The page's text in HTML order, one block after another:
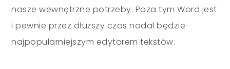
nasze wewnętrzne potrzeby. Poza tym Word jest
i pewnie przez dłuższy czas nadal będzie
najpopularniejszym edytorem tekstów.